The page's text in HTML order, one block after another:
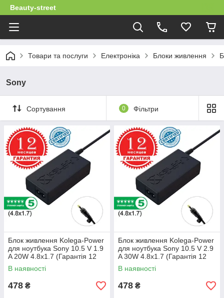
Beauty-street
Товари та послуги Електроніка Блоки живлення
Sony
Сортування 0 Фільтри
Блок живлення Kolega-Power
для ноутбука Sony 10.5 V 1.9
A 20W 4.8x1.7 (Гарантія 12
міс)
В наявності
478 ₴
Блок живлення Kolega-Power
для ноутбука Sony 10.5 V 2.9
A 30W 4.8x1.7 (Гарантія 12
міс)
В наявності
478 ₴